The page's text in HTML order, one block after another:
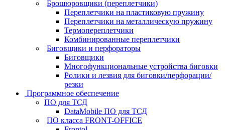
Брошюровщики (переплетчики)
Переплетчики на пластиковую пружину
Переплетчики на металлическую пружину
Термопереплетчики
Комбинированные переплетчики
Биговщики и перфораторы
Биговщики
Многофункциональные устройства биговки
Ролики и лезвия для биговки/перфорации/
резки
Программное обеспечение
ПО для ТСД
DataMobile ПО для ТСД
ПО класса FRONT-OFFICE